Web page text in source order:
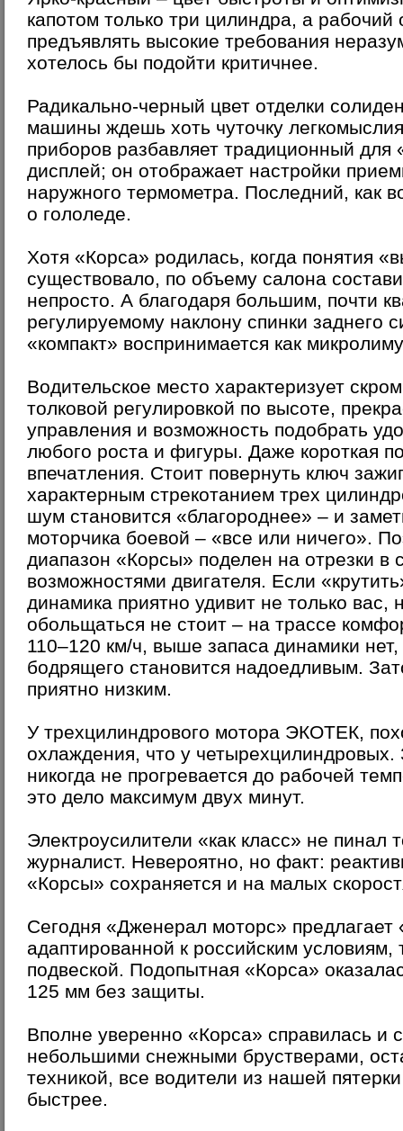
капотом только три цилиндра, а
предъявлять высокие требования
хотелось бы подойти критичнее.
Радикально-черный цвет отделки
машины ждешь хоть чуточку
приборов разбавляет традиционный
дисплей; он отображает настройки
наружного термометра. Последний, как
о гололеде.
Хотя «Корса» родилась, когда понятия
существовало, по объему салона
непросто. А благодаря большим, почти
регулируемому наклону спинки заднего
«компакт» воспринимается как
Водительское место характеризует
толковой регулировкой по высоте,
управления и возможность подобрать
любого роста и фигуры. Даже короткая
впечатления. Стоит повернуть ключ
характерным стрекотанием трех
шум становится «благороднее» – и
моторчика боевой – «все или ничего».
диапазон «Корсы» поделен на отрезки в
возможностями двигателя. Если
динамика приятно удивит не только
обольщаться не стоит – на трассе
110–120 км/ч, выше запаса динамики
бодрящего становится надоедливым.
приятно низким.
У трехцилиндрового мотора ЭКОТЕК,
охлаждения, что у
никогда не прогревается до рабочей
это дело максимум двух минут.
Электроусилители «как класс» не пинал
журналист. Невероятно, но факт:
«Корсы» сохраняется и на малых
Сегодня «Дженерал моторс» предлагает
адаптированной к российским условиям,
подвеской. Подопытная «Корса»
125 мм без защиты.
Вполне уверенно «Корса» справилась и
небольшими снежными брустверами,
техникой, все водители из нашей
быстрее.